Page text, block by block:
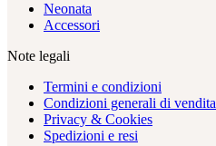
Neonata
Accessori
Note legali
Termini e condizioni
Condizioni generali di vendita
Privacy & Cookies
Spedizioni e resi